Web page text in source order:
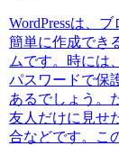
WordPressは、
簡単に作成でき
ムです。時には
パスワードで保
あるでしょう。
友人だけに見せ
合などです。こ